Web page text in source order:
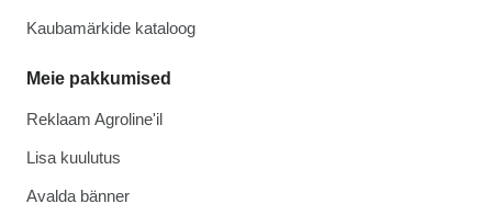
Kaubamärkide kataloog
Meie pakkumised
Reklaam Agroline'il
Lisa kuulutus
Avalda bänner